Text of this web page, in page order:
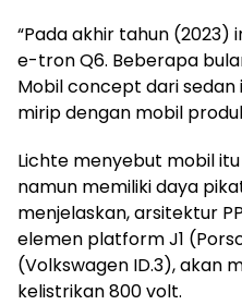
“Pada akhir tahun (2023)
e-tron Q6. Beberapa
Mobil concept dari sedan
mirip dengan mobil
Lichte menyebut mobil
namun memiliki daya
menjelaskan, arsitektur
elemen platform J1
(Volkswagen ID.3), akan
kelistrikan 800 volt.